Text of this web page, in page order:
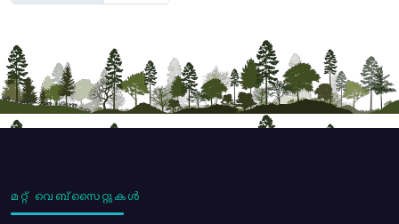
മറ്റ് വെബ്സൈറ്റുകൾ